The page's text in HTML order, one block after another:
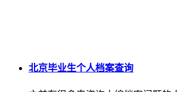
北京毕业生个人档案查询